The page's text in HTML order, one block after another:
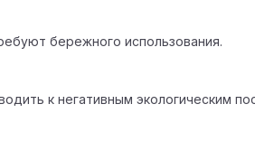
бережного использования.
к негативным экологическим